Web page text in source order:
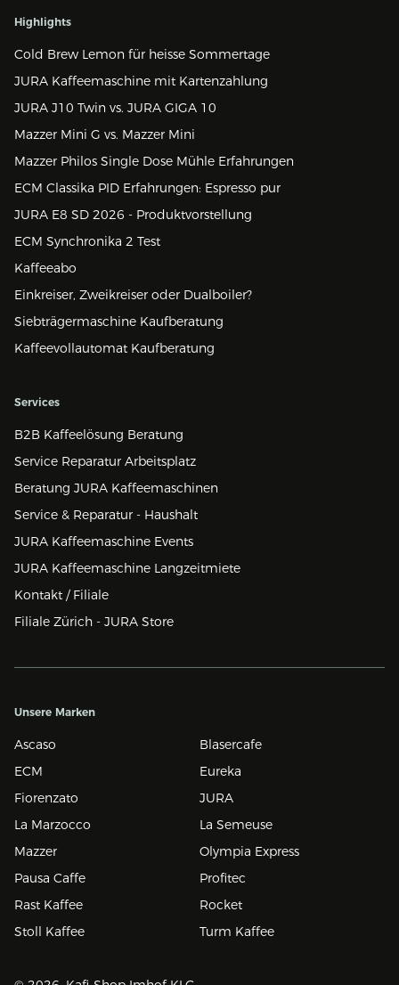
Highlights
Cold Brew Lemon für heisse Sommertage
JURA Kaffeemaschine mit Kartenzahlung
JURA J10 Twin vs. JURA GIGA 10
Mazzer Mini G vs. Mazzer Mini
Mazzer Philos Single Dose Mühle Erfahrungen
ECM Classika PID Erfahrungen: Espresso pur
JURA E8 SD 2026 - Produktvorstellung
ECM Synchronika 2 Test
Kaffeeabo
Einkreiser, Zweikreiser oder Dualboiler?
Siebträgermaschine Kaufberatung
Kaffeevollautomat Kaufberatung
Services
B2B Kaffeelösung Beratung
Service Reparatur Arbeitsplatz
Beratung JURA Kaffeemaschinen
Service & Reparatur - Haushalt
JURA Kaffeemaschine Events
JURA Kaffeemaschine Langzeitmiete
Kontakt / Filiale
Filiale Zürich - JURA Store
Unsere Marken
Ascaso
Blasercafe
ECM
Eureka
Fiorenzato
JURA
La Marzocco
La Semeuse
Mazzer
Olympia Express
Pausa Caffe
Profitec
Rast Kaffee
Rocket
Stoll Kaffee
Turm Kaffee